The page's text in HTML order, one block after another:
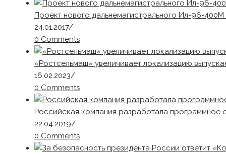
Проект нового дальнемагистрального Ил-96-
24.01.2017/
0 Comments
«Ростсельмаш» увеличивает локализацию
16.02.2023/
0 Comments
Российская компания разработала
22.04.2019/
0 Comments